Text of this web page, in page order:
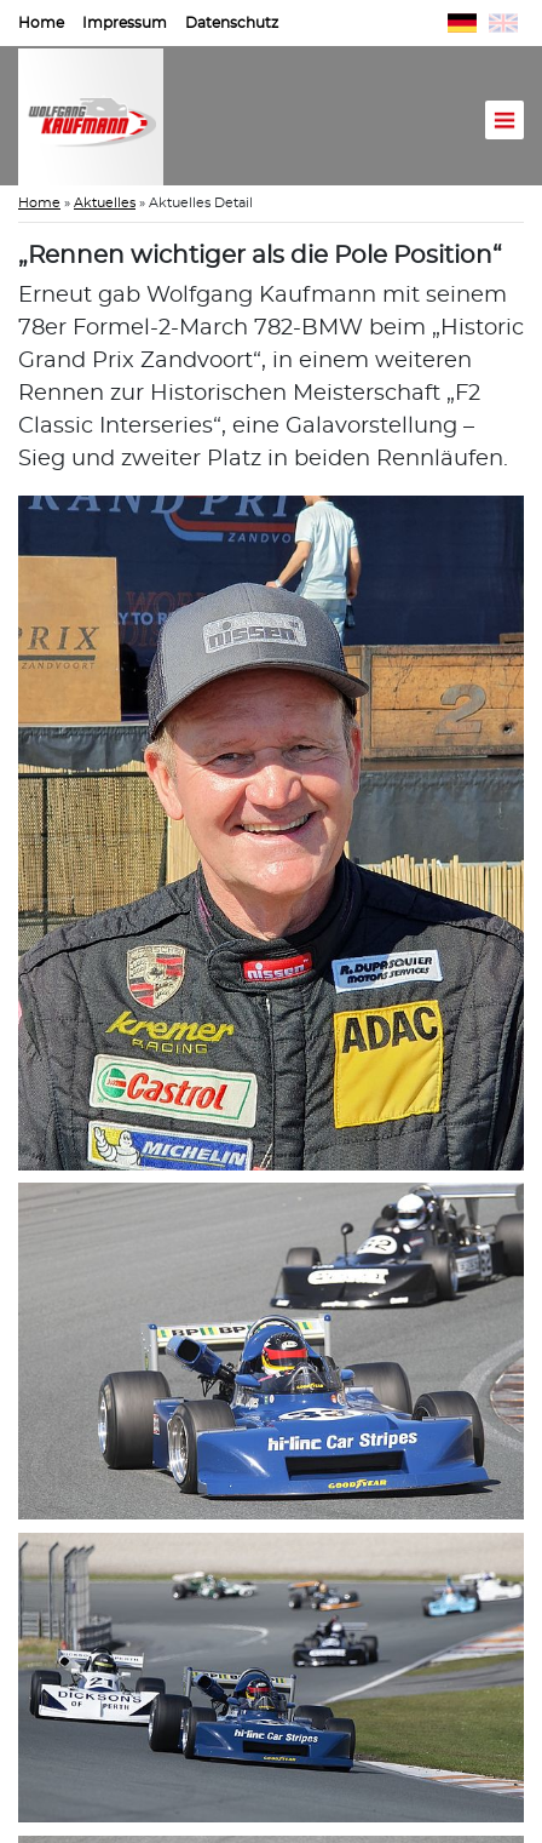
Home Impressum Datenschutz
Home » Aktuelles » Aktuelles Detail
„Rennen wichtiger als die Pole Position“
Erneut gab Wolfgang Kaufmann mit seinem
78er Formel-2-March 782-BMW beim „Historic
Grand Prix Zandvoort“, in einem weiteren
Rennen zur Historischen Meisterschaft „F2
Classic Interseries“, eine Galavorstellung –
Sieg und zweiter Platz in beiden Rennläufen.